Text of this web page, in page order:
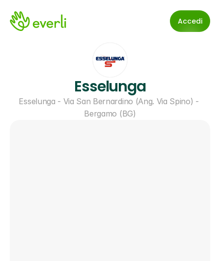
Accedi
Esselunga
Esselunga - Via San Bernardino (Ang. Via Spino) -
Bergamo (BG)